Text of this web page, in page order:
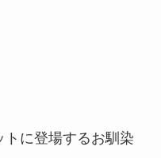
トに登場するお馴染